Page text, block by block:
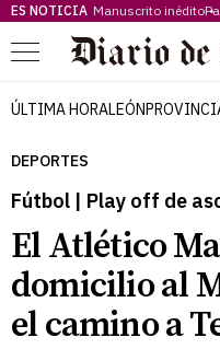
ES NOTICIA Manuscrito inédito
Menú
ÚLTIMA HORALEÓN
DEPORTES
Fútbol | Play off de
El Atlético
domicilio al
el camino a